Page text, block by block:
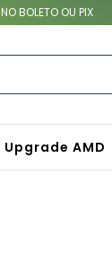
BOLETO OU PIX
Upgrade AMD